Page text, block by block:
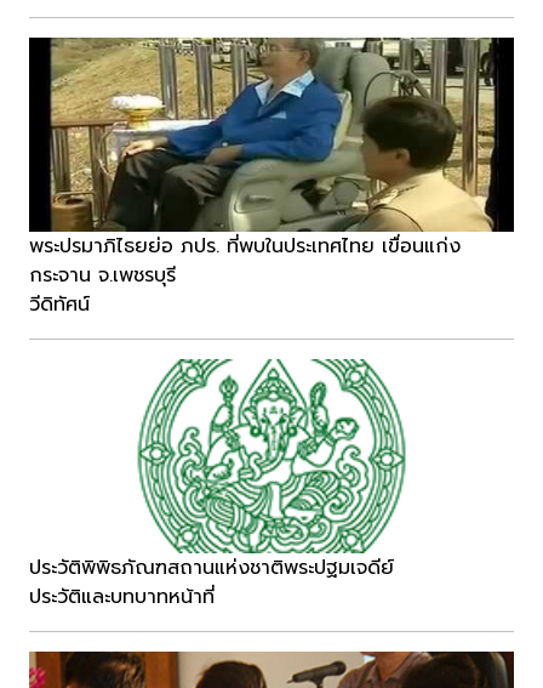
พระปรมาภิไธยย่อ ภปร. ที่พบในประเทศไทย เขื่อนแก่ง
กระจาน จ.เพชรบุรี
วีดิทัศน์
ประวัติพิพิธภัณฑสถานแห่งชาติพระปฐมเจดีย์
ประวัติและบทบาทหน้าที่